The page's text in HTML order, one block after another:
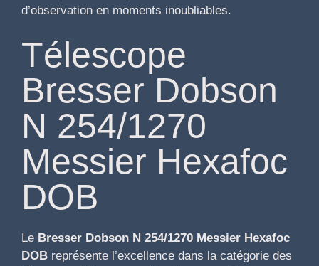
d’observation en moments inoubliables.
Télescope
Bresser Dobson
N 254/1270
Messier Hexafoc
DOB
Le Bresser Dobson N 254/1270 Messier Hexafoc
DOB représente l’excellence dans la catégorie des